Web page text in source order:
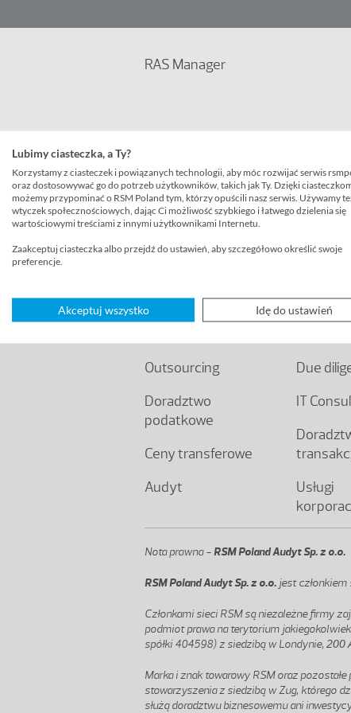
RAS Manager
Outsourcing
Doradztwo
podatkowe
Ceny transferowe
Audyt
Due
IT
Usługi
Nota prawna -RSM Poland Audyt Sp. z o.o.
RSM Poland Audyt Sp. z o.o. jest członkiem
Członkami sieci RSM są niezależne firmy
podmiot prawa na terytorium
spółki 404598) z siedzibą w Londynie, 200
Marka i znak towarowy RSM oraz
stowarzyszenia z siedzibą w Zug, którego
służą doradztwu biznesowemu ani
Lubimy ciasteczka, a Ty?
Korzystamy z ciasteczek i powiązanych technologii, aby móc rozwijać serwis
oraz dostosowywać go do potrzeb użytkowników, takich jak Ty. Dzięki
możemy przypominać o RSM Poland tym, którzy opuścili nasz serwis. Używamy
wtyczek społecznościowych, dając Ci możliwość szybkiego i łatwego dzielenia się
wartościowymi treściami z innymi użytkownikami Internetu.
Zaakceptuj ciasteczka albo przejdź do ustawień, aby szczegółowo określić swoje
preferencje.
Akceptuj wszystko Idę do ustawień